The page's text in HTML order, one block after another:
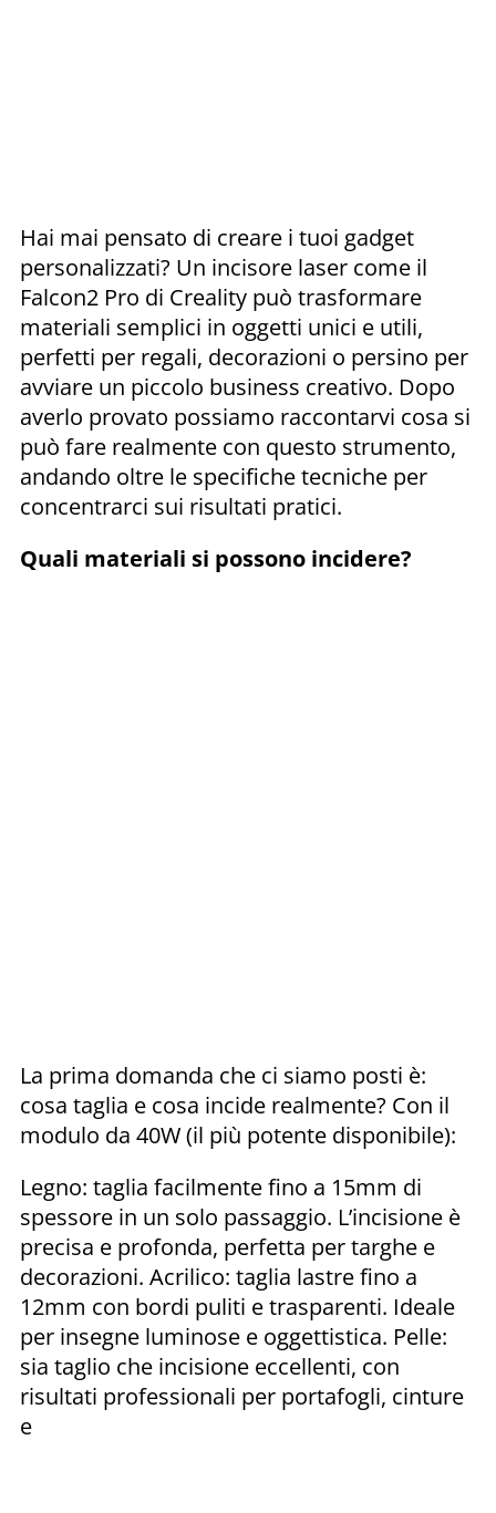
Hai mai pensato di creare i tuoi gadget
personalizzati? Un incisore laser come il
Falcon2 Pro di Creality può trasformare
materiali semplici in oggetti unici e utili,
perfetti per regali, decorazioni o persino per
avviare un piccolo business creativo. Dopo
averlo provato possiamo raccontarvi cosa si
può fare realmente con questo strumento,
andando oltre le specifiche tecniche per
concentrarci sui risultati pratici.
Quali materiali si possono incidere?
La prima domanda che ci siamo posti è:
cosa taglia e cosa incide realmente? Con il
modulo da 40W (il più potente disponibile):
Legno: taglia facilmente fino a 15mm di
spessore in un solo passaggio. L’incisione è
precisa e profonda, perfetta per targhe e
decorazioni. Acrilico: taglia lastre fino a
12mm con bordi puliti e trasparenti. Ideale
per insegne luminose e oggettistica. Pelle:
sia taglio che incisione eccellenti, con
risultati professionali per portafogli, cinture
e